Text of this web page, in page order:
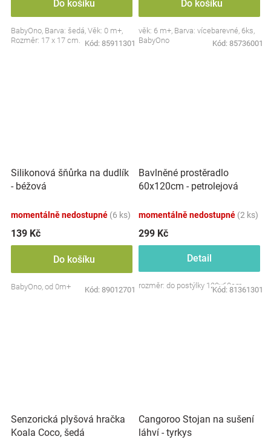
Do košíku
BabyOno, Barva: šedá, Věk: 0 m+,
Rozměr: 17 x 17 cm.
Kód: 85911301
Do košíku
věk: 6 m+, Barva: vícebarevné, 6ks,
BabyOno
Kód: 85736001
Silikonová šňůrka na dudlík
- béžová
momentálně nedostupné (6 ks)
139 Kč
Do košíku
BabyOno, od 0m+ Kód: 89012701
Bavlněné prostěradlo
60x120cm - petrolejová
momentálně nedostupné (2 ks)
299 Kč
Detail
rozměr: do postýlky 120x60cm
Kód: 81361301
Senzorická plyšová hračka
Koala Coco, šedá
Cangoroo Stojan na sušení
láhví - tyrkys